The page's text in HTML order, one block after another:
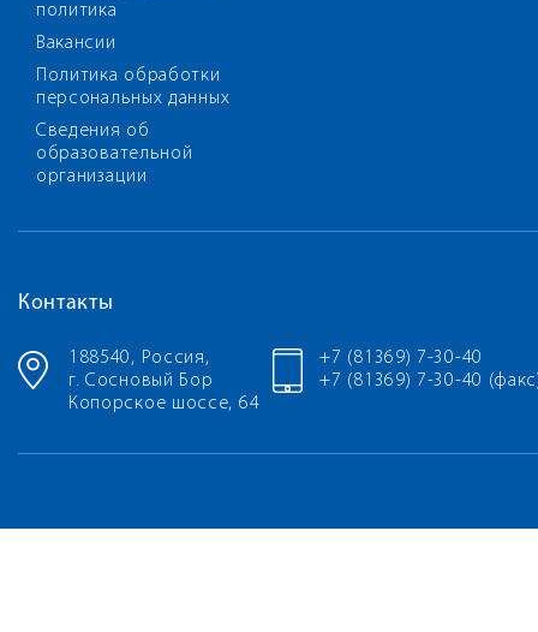
политика
Вакансии
Политика обработки
персональных данных
Сведения об
образовательной
организации
Контакты
188540, Россия,
г. Сосновый Бор
Копорское шоссе, 64
+7 (81369) 7-30-40
+7 (81369) 7-30-40